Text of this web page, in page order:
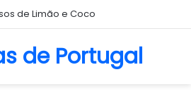
de Limão e Coco
de Portugal